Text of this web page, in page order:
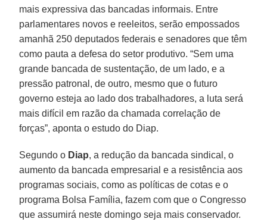
mais expressiva das bancadas informais. Entre
parlamentares novos e reeleitos, serão empossados
amanhã 250 deputados federais e senadores que têm
como pauta a defesa do setor produtivo. “Sem uma
grande bancada de sustentação, de um lado, e a
pressão patronal, de outro, mesmo que o futuro
governo esteja ao lado dos trabalhadores, a luta será
mais difícil em razão da chamada correlação de
forças”, aponta o estudo do Diap.
Segundo o Diap, a redução da bancada sindical, o
aumento da bancada empresarial e a resistência aos
programas sociais, como as políticas de cotas e o
programa Bolsa Família, fazem com que o Congresso
que assumirá neste domingo seja mais conservador.